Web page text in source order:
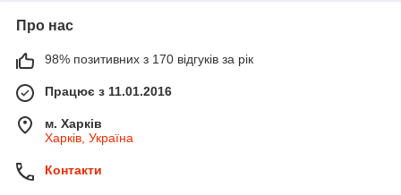
Про нас
98% позитивних з 170 відгуків за рік
Працює з 11.01.2016
м. Харків
Харків, Україна
Контакти